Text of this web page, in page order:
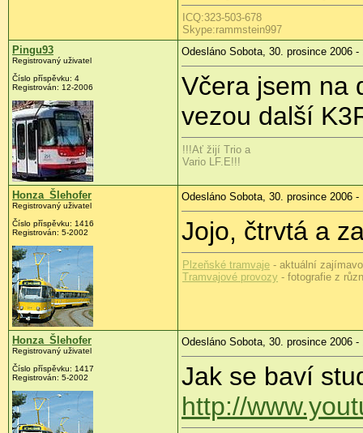
ICQ:323-503-678
Skype:rammstein997
Pingu93
Registrovaný uživatel
Číslo příspěvku: 4
Registrován: 12-2006
Odesláno Sobota, 30. prosince 2006 -
Včera jsem na
vezou další
!!!Ať žijí Trio a
Vario LF.E!!!
Honza_Šlehofer
Registrovaný uživatel
Číslo příspěvku: 1416
Registrován: 5-2002
Odesláno Sobota, 30. prosince 2006 -
Jojo, čtrvtá a
Plzeňské tramvaje - aktuální
Tramvajové provozy - fotografie z
Honza_Šlehofer
Registrovaný uživatel
Číslo příspěvku: 1417
Registrován: 5-2002
Odesláno Sobota, 30. prosince 2006 -
Jak se baví
http://